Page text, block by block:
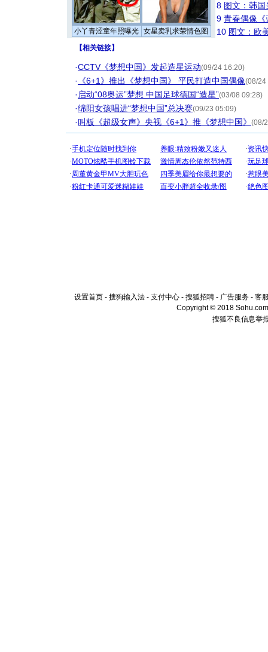
小丫青涩童年照曝光 女星卖乳求荣情色图
8 图文：韩
9 青春偶像《
10 图文：欧
【相关链接】
·CCTV《梦想中国》发起造星运动(09/24 16:20)
· 《6+1》推出《梦想中国》 平民打造中国偶像(08/24
· 启动“08奥运”梦想 中国足球德国“造星”(03/08 09:28)
·绵阳女孩唱进“梦想中国”总决赛(09/23 05:09)
·叫板《超级女声》央视《6+1》推《梦想中国》 (08/
设置首页 - 搜狗输入法 - 支付中心 - 搜狐招聘 - 广告服务 - 客
Copyright © 2018
搜狐不良信息举